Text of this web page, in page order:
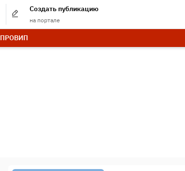
Создать публикацию
на портале
ПРОВИП